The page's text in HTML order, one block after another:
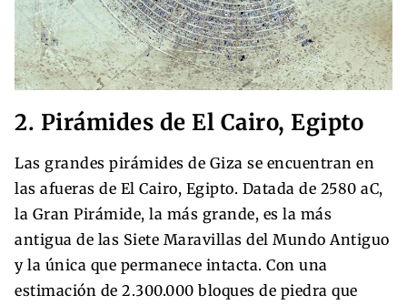
2. Pirámides de El Cairo, Egipto
Las grandes pirámides de Giza se encuentran en
las afueras de El Cairo, Egipto. Datada de 2580 aC,
la Gran Pirámide, la más grande, es la más
antigua de las Siete Maravillas del Mundo Antiguo
y la única que permanece intacta. Con una
estimación de 2.300.000 bloques de piedra que